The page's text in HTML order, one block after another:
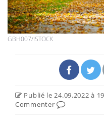
GBH007/ISTOCK
Publié le 24.09.2022 à
Commenter